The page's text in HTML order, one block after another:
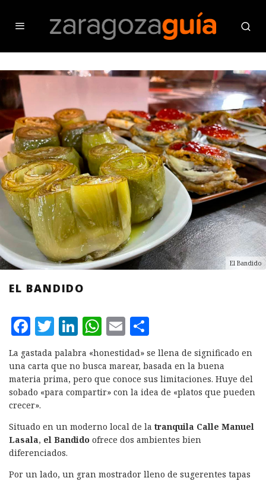
El Bandido
EL BANDIDO
F
a
c
e
b
o
o
k
T
w
it
te
r
L
i
n
k
e
d
I
W
h
at
s
A
p
p
E
m
ai
l
o
m
p
a
rt
ir
La gastada palabra «honestidad» se llena de significado en
una carta que no busca marear, basada en la buena
materia prima, pero que conoce sus limitaciones. Huye del
sobado «para compartir» con la idea de «platos que pueden
crecer».
Situado en un moderno local de la tranquila Calle Manuel
Lasala, el Bandido ofrece dos ambientes bien
diferenciados.
Por un lado, un gran mostrador lleno de sugerentes tapas